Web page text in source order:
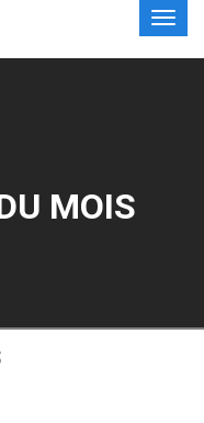
MOIS